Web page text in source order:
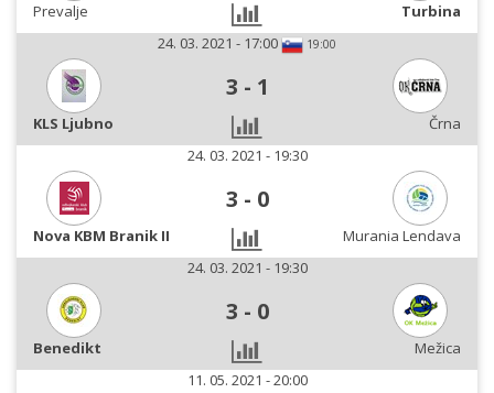
Prevalje
Turbina
24. 03. 2021 - 17:00
19:00
3 - 1
KLS Ljubno
Črna
24. 03. 2021 - 19:30
3 - 0
Nova KBM Branik II
Murania Lendava
24. 03. 2021 - 19:30
3 - 0
Benedikt
Mežica
11. 05. 2021 - 20:00